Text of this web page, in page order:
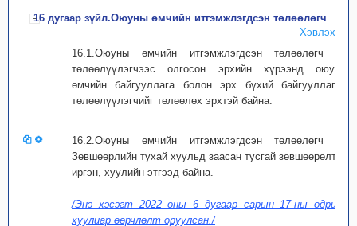
16 дугаар зүйл.Оюуны өмчийн итгэмжлэгдсэн төлөөлөгч
Хэвлэх
16.1.Оюуны өмчийн итгэмжлэгдсэн төлөөлөгч нь
төлөөлүүлэгчээс олгосон эрхийн хүрээнд оюуны
өмчийн байгууллага болон эрх бүхий байгууллагад
төлөөлүүлэгчийг төлөөлөх эрхтэй байна.
16.2.Оюуны өмчийн итгэмжлэгдсэн төлөөлөгч нь
Зөвшөөрлийн тухай хуульд заасан тусгай зөвшөөрөлтэй
иргэн, хуулийн этгээд байна.
/Энэ хэсэгт 2022 оны 6 дугаар сарын 17-ны өдрийн
хуулиар өөрчлөлт оруулсан./